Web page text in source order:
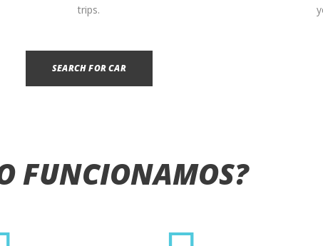
trips.
SEARCH FOR CAR
FUNCIONAMOS?